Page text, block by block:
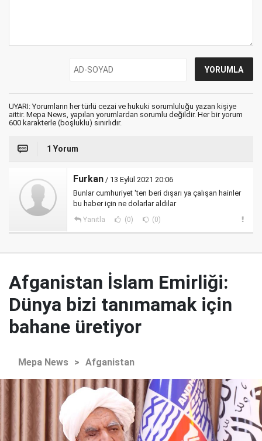
UYARI: Yorumların her türlü cezai ve hukuki sorumluluğu yazan kişiye
aittir. Mepa News, yapılan yorumlardan sorumlu değildir. Her bir yorum
600 karakterle (boşluklu) sınırlıdır.
1 Yorum
Furkan / 13 Eylül 2021 20:06
Bunlar cumhuriyet 'ten beri dışarı ya çalışan hainler
bu haber için ne dolarlar aldılar
Yanıtla (0) (0)
Afganistan İslam Emirliği:
Dünya bizi tanımamak için
bahane üretiyor
Mepa News > Afganistan